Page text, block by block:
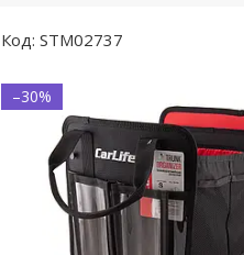
STM02737
–30%